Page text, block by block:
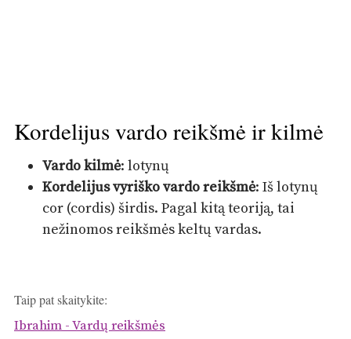
Kordelijus vardo reikšmė ir kilmė
Vardo kilmė: lotynų
Kordelijus vyriško vardo reikšmė: Iš lotynų
cor (cordis) širdis. Pagal kitą teoriją, tai
nežinomos reikšmės keltų vardas.
Taip pat skaitykite:
Ibrahim - Vardų reikšmės